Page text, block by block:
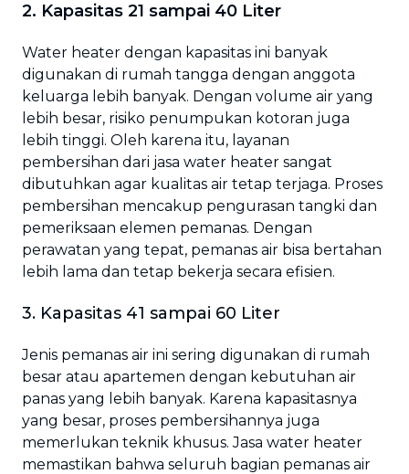
2. Kapasitas 21 sampai 40 Liter
Water heater dengan kapasitas ini banyak
digunakan di rumah tangga dengan anggota
keluarga lebih banyak. Dengan volume air yang
lebih besar, risiko penumpukan kotoran juga
lebih tinggi. Oleh karena itu, layanan
pembersihan dari jasa water heater sangat
dibutuhkan agar kualitas air tetap terjaga. Proses
pembersihan mencakup pengurasan tangki dan
pemeriksaan elemen pemanas. Dengan
perawatan yang tepat, pemanas air bisa bertahan
lebih lama dan tetap bekerja secara efisien.
3. Kapasitas 41 sampai 60 Liter
Jenis pemanas air ini sering digunakan di rumah
besar atau apartemen dengan kebutuhan air
panas yang lebih banyak. Karena kapasitasnya
yang besar, proses pembersihannya juga
memerlukan teknik khusus. Jasa water heater
memastikan bahwa seluruh bagian pemanas air